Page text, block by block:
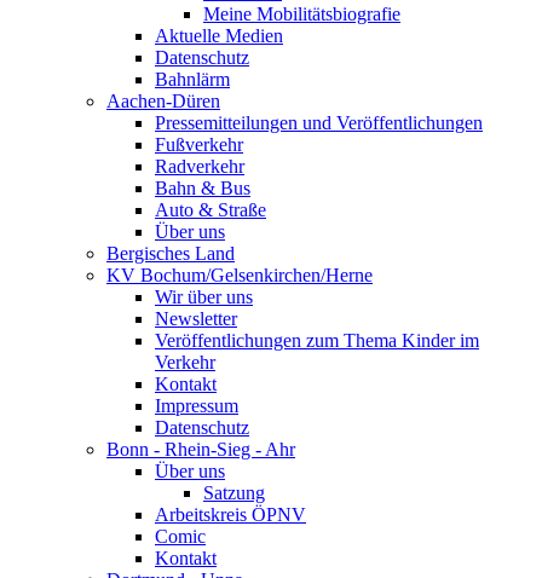
Meine Mobilitätsbiografie
Aktuelle Medien
Datenschutz
Bahnlärm
Aachen-Düren
Pressemitteilungen und Veröffentlichungen
Fußverkehr
Radverkehr
Bahn & Bus
Auto & Straße
Über uns
Bergisches Land
KV Bochum/Gelsenkirchen/Herne
Wir über uns
Newsletter
Veröffentlichungen zum Thema Kinder im
Verkehr
Kontakt
Impressum
Datenschutz
Bonn - Rhein-Sieg - Ahr
Über uns
Satzung
Arbeitskreis ÖPNV
Comic
Kontakt